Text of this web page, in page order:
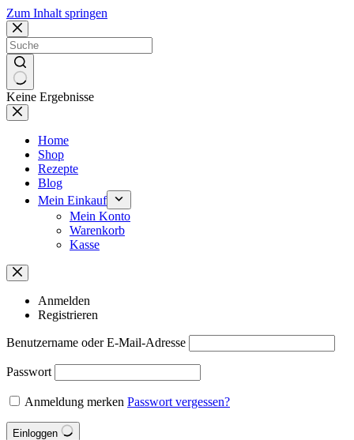
Zum Inhalt springen
Keine Ergebnisse
Home
Shop
Rezepte
Blog
Mein Einkauf
Mein Konto
Warenkorb
Kasse
Anmelden
Registrieren
Benutzername oder E-Mail-Adresse
Passwort
Anmeldung merken Passwort vergessen?
Einloggen